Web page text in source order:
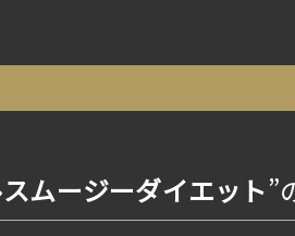
ムージーダイエット”